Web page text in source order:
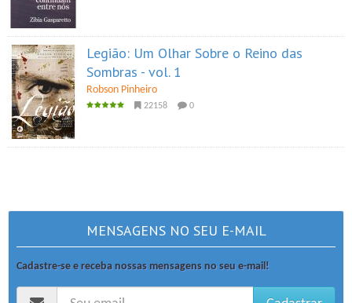
Legião: Um Olhar Sobre o Reino das
Sombras - vol. 1
Robson Pinheiro
22158 0
MENSAGENS NO SEU E-MAIL
Cadastre-se e receba nossas mensagens no seu e-mail!